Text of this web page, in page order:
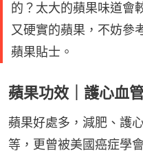
的？太大的蘋果味道會
又硬實的蘋果，不妨參
蘋果貼士。
蘋果功效｜護心血
蘋果好處多，減肥、護
等，更曾被美國癌症學